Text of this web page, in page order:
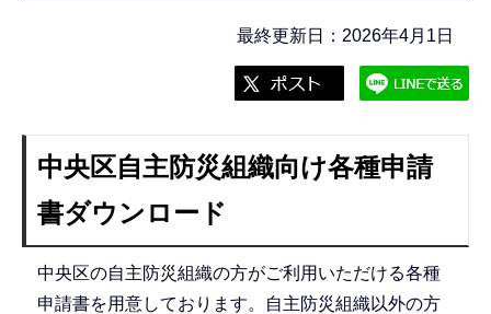
最終更新日：2026年4月1日
中央区自主防災組織向け各種申請
書ダウンロード
中央区の自主防災組織の方がご利用いただける各種
申請書を用意しております。自主防災組織以外の方